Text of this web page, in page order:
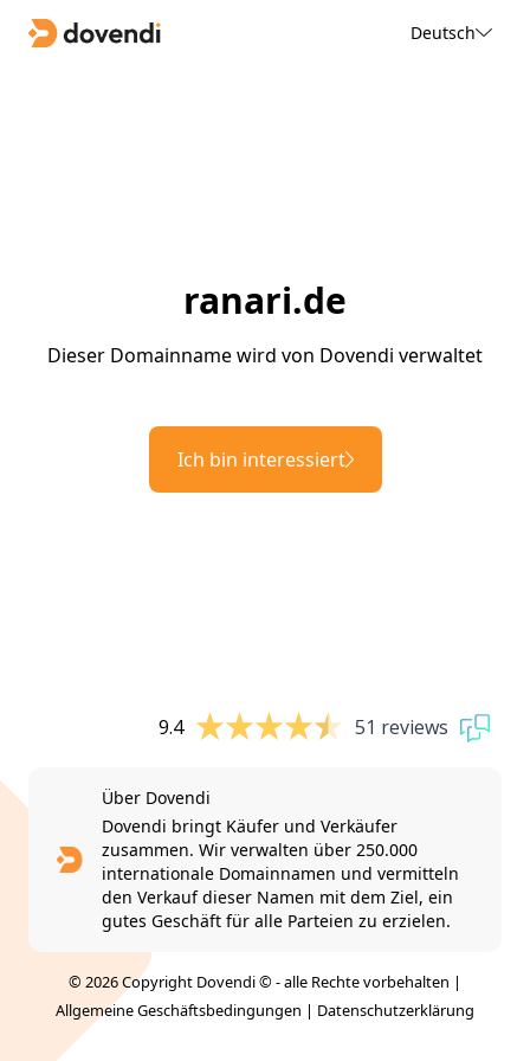
Deutsch
ranari.de
Dieser Domainname wird von Dovendi verwaltet
Ich bin interessiert
9.4 51 reviews
Über Dovendi
Dovendi bringt Käufer und Verkäufer
zusammen. Wir verwalten über 250.000
internationale Domainnamen und vermitteln
den Verkauf dieser Namen mit dem Ziel, ein
gutes Geschäft für alle Parteien zu erzielen.
© 2026 Copyright Dovendi © - alle Rechte vorbehalten |
Allgemeine Geschäftsbedingungen | Datenschutzerklärung